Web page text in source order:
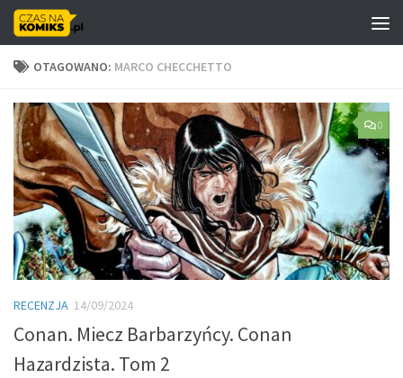
Skip to content
OTAGOWANO: MARCO CHECCHETTO
0
RECENZJA 14/09/2024
Conan. Miecz Barbarzyńcy. Conan
Hazardzista. Tom 2